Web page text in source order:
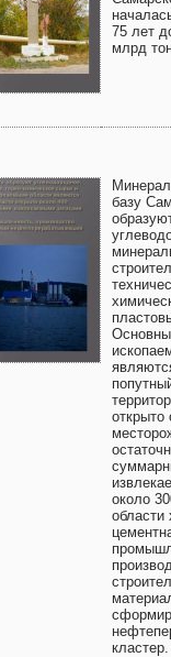
75 лет
млрд
базу
открыто
около
области
кластер.